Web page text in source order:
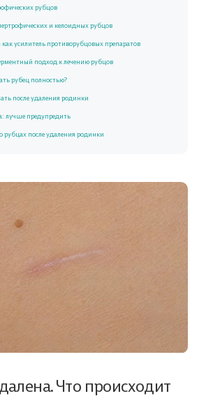
рубцов
и келоидных рубцов
усилитель противорубцовых препаратов
подход к лечению рубцов
рубец полностью?
после удаления родинки
лучше предупредить
рубцах после удаления родинки
Что происходит